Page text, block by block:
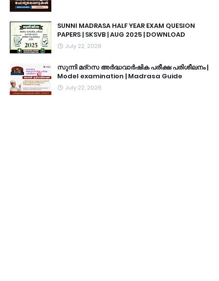
SUNNI MADRASA HALF YEAR EXAM QUESION
PAPERS | SKSVB | AUG 2025 | DOWNLOAD
July 22, 2026
സുന്നി മദ്റസ അർദ്ധവാർഷിക പരീക്ഷ പരിശീലനം |
Model examination | Madrasa Guide
July 22, 2026